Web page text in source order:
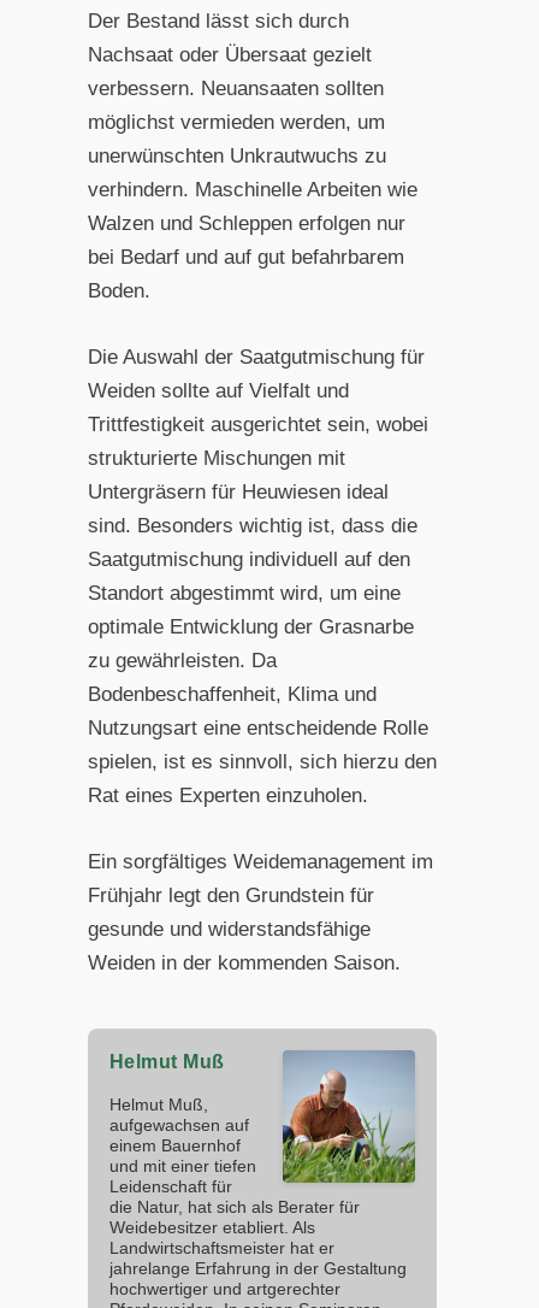
Der Bestand lässt sich durch
Nachsaat oder Übersaat gezielt
verbessern. Neuansaaten sollten
möglichst vermieden werden, um
unerwünschten Unkrautwuchs zu
verhindern. Maschinelle Arbeiten wie
Walzen und Schleppen erfolgen nur
bei Bedarf und auf gut befahrbarem
Boden.
Die Auswahl der Saatgutmischung für
Weiden sollte auf Vielfalt und
Trittfestigkeit ausgerichtet sein, wobei
strukturierte Mischungen mit
Untergräsern für Heuwiesen ideal
sind. Besonders wichtig ist, dass die
Saatgutmischung individuell auf den
Standort abgestimmt wird, um eine
optimale Entwicklung der Grasnarbe
zu gewährleisten. Da
Bodenbeschaffenheit, Klima und
Nutzungsart eine entscheidende Rolle
spielen, ist es sinnvoll, sich hierzu den
Rat eines Experten einzuholen.
Ein sorgfältiges Weidemanagement im
Frühjahr legt den Grundstein für
gesunde und widerstandsfähige
Weiden in der kommenden Saison.
Helmut Muß
Helmut Muß,
aufgewachsen auf
einem Bauernhof
und mit einer tiefen
Leidenschaft für
die Natur, hat sich als Berater für
Weidebesitzer etabliert. Als
Landwirtschaftsmeister hat er
jahrelange Erfahrung in der Gestaltung
hochwertiger und artgerechter